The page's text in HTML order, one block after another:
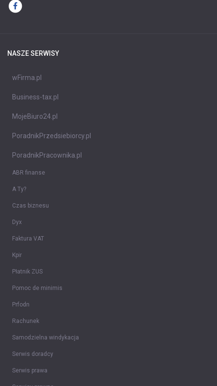
NASZE SERWISY
wFirma.pl
Business-tax.pl
MojeBiuro24.pl
PoradnikPrzedsiebiorcy.pl
PoradnikPracownika.pl
ABR finanse
A Ty?
Czas biznesu
Dyx
Faktura VAT
Kpir
Płatnik ZUS
Pomoc de minimis
Prfodn
Rachunek
Samodzielna windykacja
Serwis doradcy
Serwis prawa